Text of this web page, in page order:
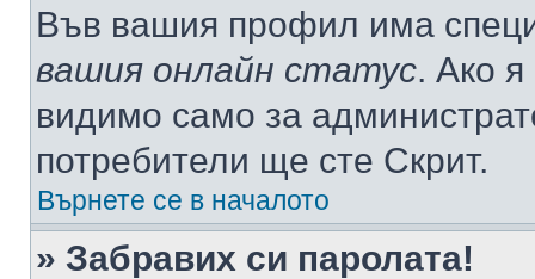
Във вашия профил има
вашия онлайн статус. Ако
видимо само за
потребители ще сте Скрит.
Върнете се в началото
» Забравих си паролата!